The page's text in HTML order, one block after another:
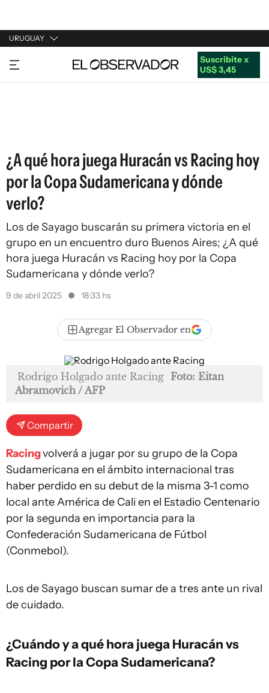
URUGUAY
URUGUAY
ARGENTINA
Suscribite x
US$ 3,45
¿A qué hora juega Huracán vs Racing hoy
por la Copa Sudamericana y dónde
verlo?
Los de Sayago buscarán su primera victoria en el
grupo en un encuentro duro Buenos Aires; ¿A qué
hora juega Huracán vs Racing hoy por la Copa
Sudamericana y dónde verlo?
9 de abril 2025 18:33 hs
Agregar El Observador en
Rodrigo Holgado ante Racing Foto: Eitan
Abramovich / AFP
Compartir
Racingvolverá a jugar por su grupo de la Copa
Sudamericana en el ámbito internacional tras
haber perdido en su debut de la misma 3-1 como
local ante América de Cali en el Estadio Centenario
por la segunda en importancia para la
Confederación Sudamericana de Fútbol
(Conmebol).
Los de Sayago buscan sumar de a tres ante un rival
de cuidado.
¿Cuándo y a qué hora juega Huracán vs
Racing por la Copa Sudamericana?